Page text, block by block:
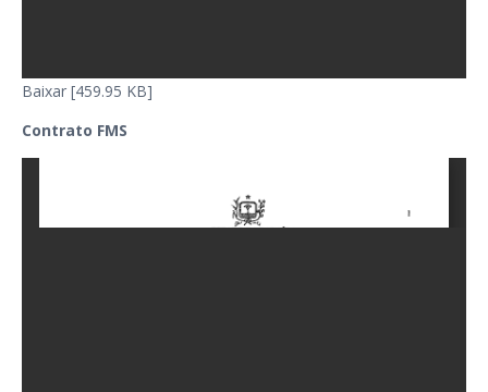
Baixar [459.95 KB]
Contrato FMS